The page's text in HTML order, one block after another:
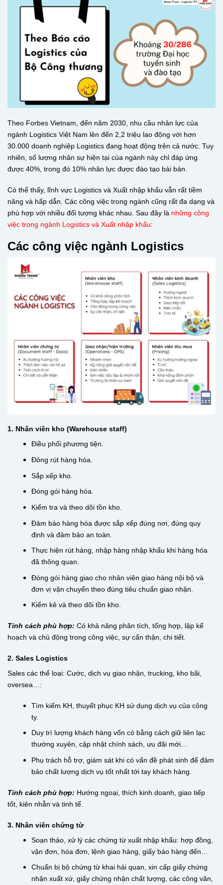
Theo Forbes Vietnam, đến năm 2030, nhu cầu nhân lực của
ngành Logistics Việt Nam lên đến 2,2 triệu lao động với hơn
30.000 doanh nghiệp Logistics đang hoạt động trên cả nước. Tuy
nhiên, số lượng nhân sự hiện tại của ngành này chỉ đáp ứng
được 40%, trong đó 10% nhân lực được đào tạo bài bản.
Có thể thấy, lĩnh vực Logistics và Xuất nhập khẩu vẫn rất tiềm
năng và hấp dẫn. Các công việc trong ngành cũng rất đa dạng và
phù hợp với nhiều đối tượng khác nhau. Sau đây là những công
việc trong ngành Logistics và Xuất nhập khẩu:
Các công việc ngành Logistics
1. Nhân viên kho (Warehouse staff)
Điều phối phương tiện.
Đóng rút hàng hóa.
Sắp xếp kho.
Đóng gói hàng hóa.
Kiểm tra và theo dõi tồn kho.
Đảm bảo hàng hóa được sắp xếp đúng nơi, đúng quy
định và đảm bảo an toàn.
Thực hiện rút hàng, nhập hàng nhập khẩu khi hàng hóa
đã thông quan.
Đóng gói hàng giao cho nhân viên giao hàng nội bộ và
đơn vị vận chuyển theo đúng tiêu chuẩn giao nhận.
Kiểm kê và theo dõi tồn kho.
Tính cách phù hợp: Có khả năng phân tích, tổng hợp, lập kế
hoạch và chủ động trong công việc, sự cẩn thận, chi tiết.
2. Sales Logistics
Sales các thể loại: Cước, dịch vụ giao nhận, trucking, kho bãi,
oversea…:
Tìm kiếm KH, thuyết phục KH sử dụng dịch vụ của công
ty.
Duy trì lượng khách hàng vốn có bằng cách giữ liên lạc
thường xuyên, cập nhật chính sách, ưu đãi mới…
Phụ trách hỗ trợ, giám sát khi có vấn đề phát sinh để đảm
bảo chất lượng dịch vụ tốt nhất tới tay khách hàng.
Tính cách phù hợp: Hướng ngoại, thích kinh doanh, giao tiếp
tốt, kiên nhẫn và tinh tế.
3. Nhân viên chứng từ
Soạn thảo, xử lý các chứng từ xuất nhập khẩu: hợp đồng,
vận đơn, hóa đơn, lệnh giao hàng, giấy báo hàng đến…
Chuẩn bị bộ chứng từ khai hải quan, xin cấp giấy chứng
nhận xuất xứ, giấy chứng nhận chất lượng, các công văn,